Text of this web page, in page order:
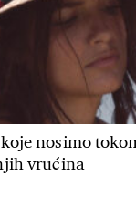
nosimo
vrućina